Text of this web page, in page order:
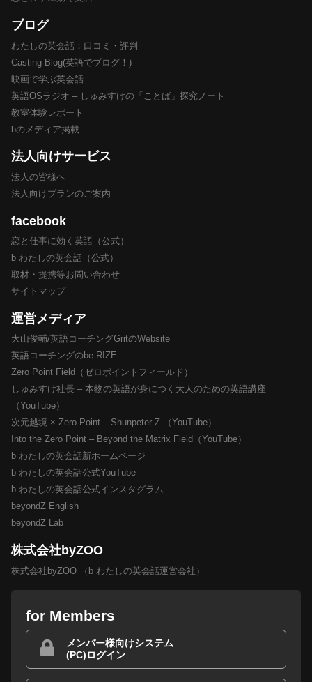
ブログ
わたしの英会話：口コミ・評判
Casting Blog(英語でブログ！)
映画で学ぶ英会話
英語OSラジオ – しゅみすけの「ことば」探究ノート
教室体験レポート
bのメディア掲載
法人向けサービス
法人の皆様へ
法人向けプランのご案内
facebook
恋と仕事に効く英語（公式）
b わたしの英会話（公式）
取材・提携等お問い合わせ
サイトマップ
運営メディア
大山俊輔/英語コーチングGritのWebsite
英語コーチングのbe:RIZE
Zero Point Field（ゼロポイントフィールド）
しゅみすけ社長 – 本物の英語が身につく大人のための英語講座
（YouTube）
次元越境 × Zero Point – Shunpeter Z （YouTube）
Into the Zero Point – Beyond the Matrix Field（YouTube）
b わたしの英会話新ホームページ
b わたしの英会話公式YouTube
b わたしの英会話公式インスタグラム
beyondZ English
beyondZ Lab
株式会社byZOO
株式会社byZOO （b わたしの英会話運営会社）
for Members
メンバー様向けシステム
(PC)ログイン